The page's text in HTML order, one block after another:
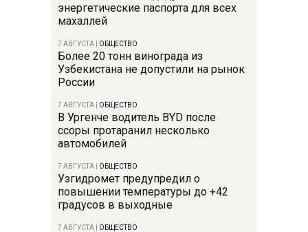
энергетические паспорта для всех
махаллей
7 АВГУСТА ОБЩЕСТВО
Более 20 тонн винограда из
Узбекистана не допустили на рынок
России
7 АВГУСТА ОБЩЕСТВО
В Ургенче водитель BYD после
ссоры протаранил несколько
автомобилей
7 АВГУСТА ОБЩЕСТВО
Узгидромет предупредил о
повышении температуры до +42
градусов в выходные
7 АВГУСТА ОБЩЕСТВО